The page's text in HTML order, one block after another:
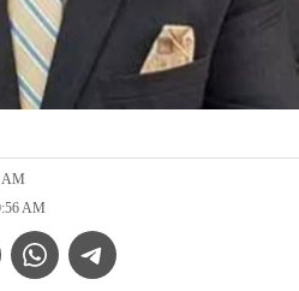
AM
AM
Icon
WhatsApp IconTelegram Icon